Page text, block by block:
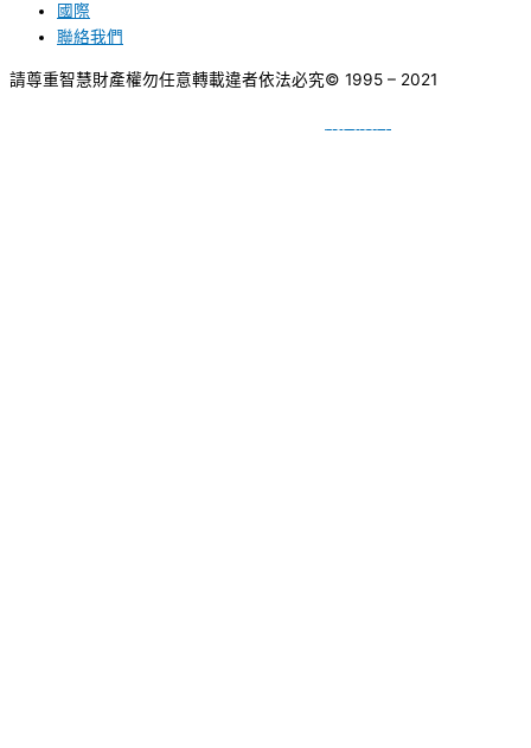
國際
聯絡我們
請尊重智慧財產權勿任意轉載違者依法必究© 1995 – 2021